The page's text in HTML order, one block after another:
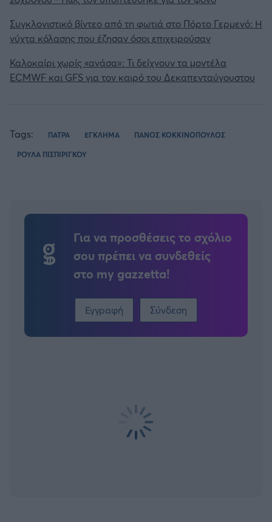
Συγκλονιστικό βίντεο από τη φωτιά στο Πόρτο Γερμενό: Η
νύχτα κόλασης που έζησαν όσοι επιχειρούσαν
Καλοκαίρι χωρίς «ανάσα»: Τι δείχνουν τα μοντέλα
ECMWF και GFS για τον καιρό του Δεκαπενταύγουστου
Tags: ΠΑΤΡΑ ΕΓΚΛΗΜΑ
ΠΑΝΟΣ ΚΟΚΚΙΝΟΠΟΥΛΟΣ
ΡΟΥΛΑ ΠΙΣΠΙΡΙΓΚΟΥ
Για να προσθέσεις το σχόλιο
σου πρέπει να συνδεθείς
στο my gazzetta!
Εγγραφή Σύνδεση